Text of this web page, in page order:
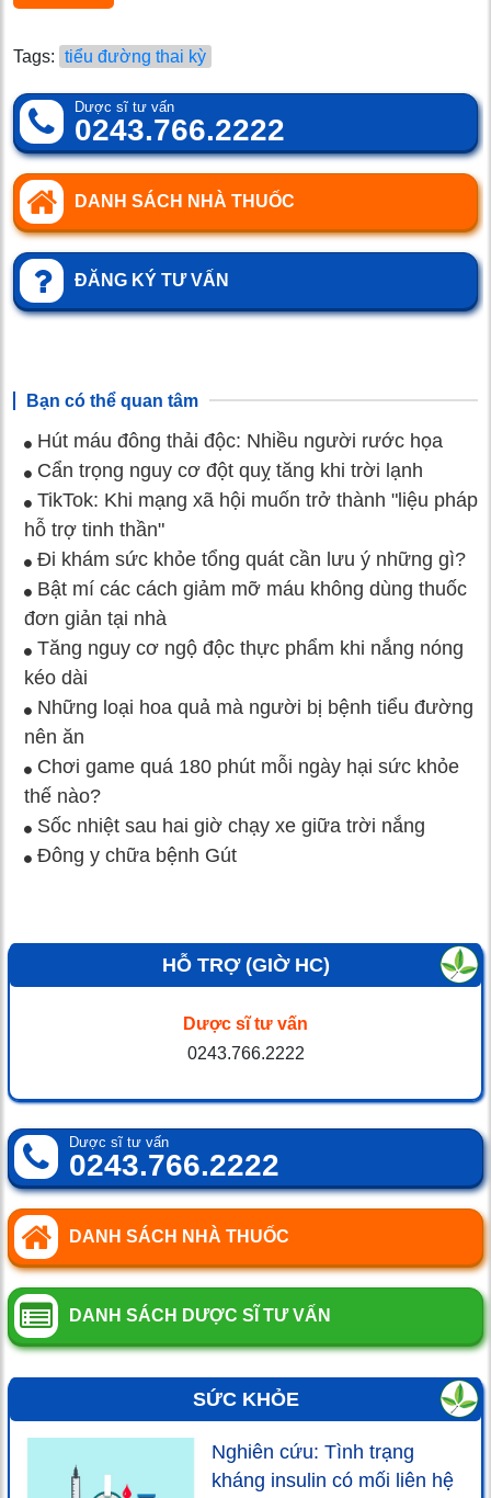
Tags: tiểu đường thai kỳ
Dược sĩ tư vấn
0243.766.2222
DANH SÁCH NHÀ THUỐC
ĐĂNG KÝ TƯ VẤN
Bạn có thể quan tâm
Hút máu đông thải độc: Nhiều người rước họa
Cẩn trọng nguy cơ đột quỵ tăng khi trời lạnh
TikTok: Khi mạng xã hội muốn trở thành "liệu pháp
hỗ trợ tinh thần"
Đi khám sức khỏe tổng quát cần lưu ý những gì?
Bật mí các cách giảm mỡ máu không dùng thuốc
đơn giản tại nhà
Tăng nguy cơ ngộ độc thực phẩm khi nắng nóng
kéo dài
Những loại hoa quả mà người bị bệnh tiểu đường
nên ăn
Chơi game quá 180 phút mỗi ngày hại sức khỏe
thế nào?
Sốc nhiệt sau hai giờ chạy xe giữa trời nắng
Đông y chữa bệnh Gút
HỖ TRỢ (GIỜ HC)
Dược sĩ tư vấn
0243.766.2222
Dược sĩ tư vấn
0243.766.2222
DANH SÁCH NHÀ THUỐC
DANH SÁCH DƯỢC SĨ TƯ VẤN
SỨC KHỎE
Nghiên cứu: Tình trạng
kháng insulin có mối liên hệ